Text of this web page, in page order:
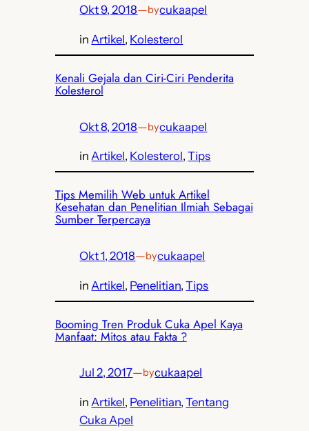
Okt 9, 2018—bycukaapel
in Artikel, Kolesterol
Kenali Gejala dan Ciri-Ciri Penderita
Kolesterol
Okt 8, 2018—bycukaapel
inArtikel, Kolesterol, Tips
Tips Memilih Web untuk Artikel
Kesehatan dan Penelitian Ilmiah Sebagai
Sumber Terpercaya
Okt 1, 2018—bycukaapel
in Artikel, Penelitian, Tips
Booming Tren Produk Cuka Apel Kaya
Manfaat: Mitos atau Fakta ?
Jul 2, 2017—bycukaapel
inArtikel, Penelitian, Tentang
Cuka Apel